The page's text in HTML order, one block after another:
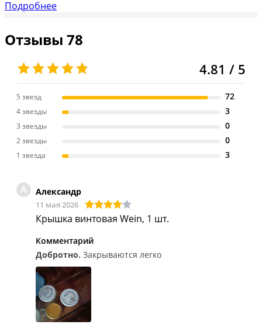
Подробнее
Отзывы 78
4.81 / 5
5 звезд 72
4 звезды 3
3 звезды 0
2 звезды 0
1 звезда 3
А Александр
11 мая 2026
Крышка винтовая Wein, 1 шт.
Комментарий
Добротно. Закрываются легко